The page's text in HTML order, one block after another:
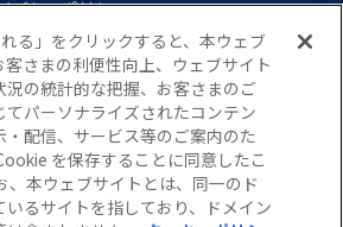
バシーポリシー
情報のお取扱いについて）
Insurance Co.,Ltd. All Rights Reserved.
れる」をクリックすると、本ウェブ
さまの利便性向上、ウェブサイト
の統計的な把握、お客さまのご
パーソナライズされたコンテン
・配信、サービス等のご案内のた
を保存することに同意したこ
、本ウェブサイトとは、同一のド
いるサイトを指しており、ドメイン